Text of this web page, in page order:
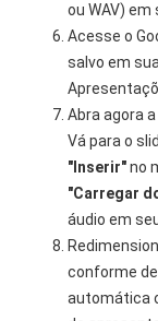
ou WAV)
Acesse o
salvo em
Abra agora
Vá para o
"Inserir"no
"Carregar
áudio em
conforme
automática